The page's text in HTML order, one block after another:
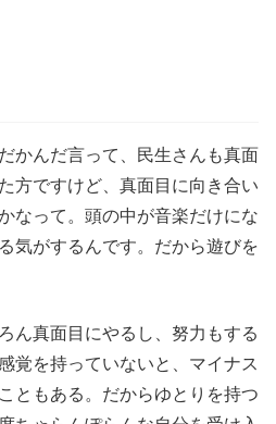
かんだ言って、民生さんも真面
方ですけど、真面目に向き合い
なって。頭の中が音楽だけにな
気がするんです。だから遊びを
ん真面目にやるし、努力もする
覚を持っていないと、マイナス
ともある。だからゆとりを持つ